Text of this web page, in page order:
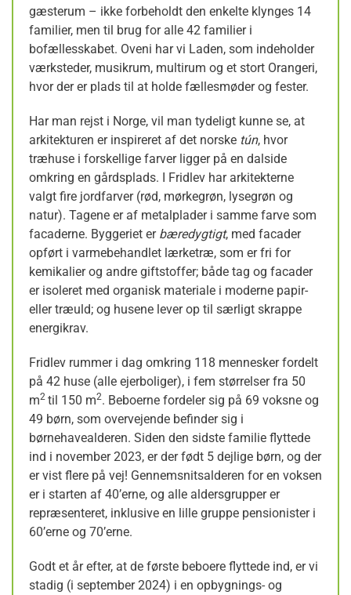
gæsterum – ikke forbeholdt den enkelte klynges 14
familier, men til brug for alle 42 familier i
bofællesskabet. Oveni har vi Laden, som indeholder
værksteder, musikrum, multirum og et stort Orangeri,
hvor der er plads til at holde fællesmøder og fester.
Har man rejst i Norge, vil man tydeligt kunne se, at
arkitekturen er inspireret af det norske tún, hvor
træhuse i forskellige farver ligger på en dalside
omkring en gårdsplads. I Fridlev har arkitekterne
valgt fire jordfarver (rød, mørkegrøn, lysegrøn og
natur). Tagene er af metalplader i samme farve som
facaderne. Byggeriet er bæredygtigt, med facader
opført i varmebehandlet lærketræ, som er fri for
kemikalier og andre giftstoffer; både tag og facader
er isoleret med organisk materiale i moderne papir-
eller træuld; og husene lever op til særligt skrappe
energikrav.
Fridlev rummer i dag omkring 118 mennesker fordelt
på 42 huse (alle ejerboliger), i fem størrelser fra 50
m2 til 150 m2. Beboerne fordeler sig på 69 voksne og
49 børn, som overvejende befinder sig i
børnehavealderen. Siden den sidste familie flyttede
ind i november 2023, er der født 5 dejlige børn, og der
er vist flere på vej! Gennemsnitsalderen for en voksen
er i starten af 40’erne, og alle aldersgrupper er
repræsenteret, inklusive en lille gruppe pensionister i
60’erne og 70’erne.
Godt et år efter, at de første beboere flyttede ind, er vi
stadig (i september 2024) i en opbygnings- og